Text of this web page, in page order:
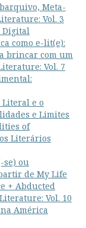
Meta-
Vol. 3
Digital
como e-lit(e):
brincar com um
Vol. 7
Literal e o
e Limites
of
Literários
se) ou
de My Life
+ Abducted
Vol. 10
América